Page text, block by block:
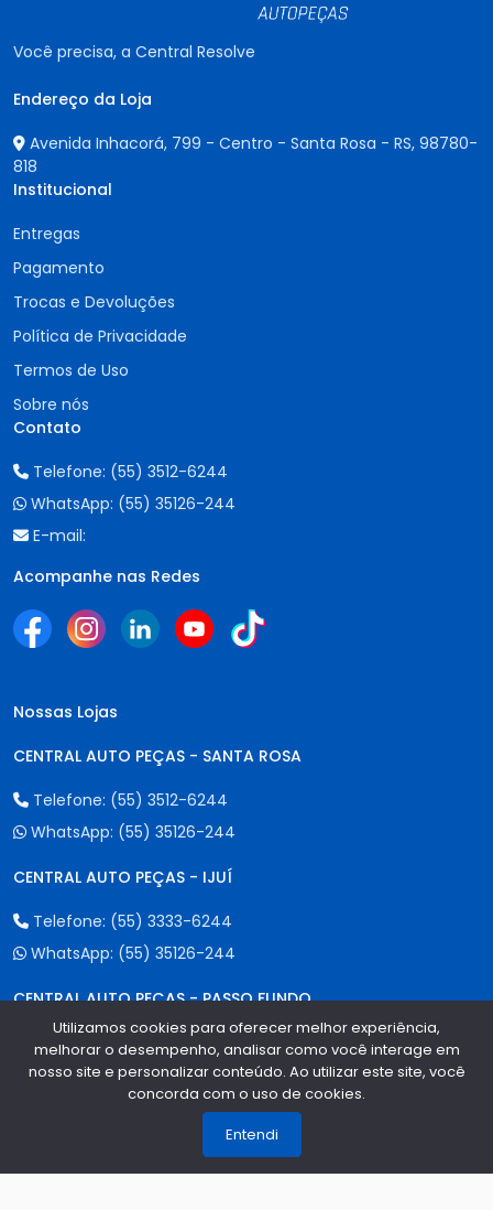
Você precisa, a Central Resolve
Endereço da Loja
Avenida Inhacorá, 799 - Centro - Santa Rosa - RS, 98780-
818
Institucional
Entregas
Pagamento
Trocas e Devoluções
Política de Privacidade
Termos de Uso
Sobre nós
Contato
Telefone: (55) 3512-6244
WhatsApp: (55) 35126-244
E-mail:
Acompanhe nas Redes
Nossas Lojas
CENTRAL AUTO PEÇAS - SANTA ROSA
Telefone: (55) 3512-6244
WhatsApp: (55) 35126-244
CENTRAL AUTO PEÇAS - IJUÍ
Telefone: (55) 3333-6244
WhatsApp: (55) 35126-244
CENTRAL AUTO PEÇAS - PASSO FUNDO
Telefone:(54) 2100-6244
WhatsApp: (55) 35126-244
CENTRAL AUTO PEÇAS - CAXIAS DO SUL
(54) 3535-6844
Utilizamos cookies para oferecer melhor experiência,
melhorar o desempenho, analisar como você interage em
nosso site e personalizar conteúdo. Ao utilizar este site, você
concorda com o uso de cookies.
Entendi